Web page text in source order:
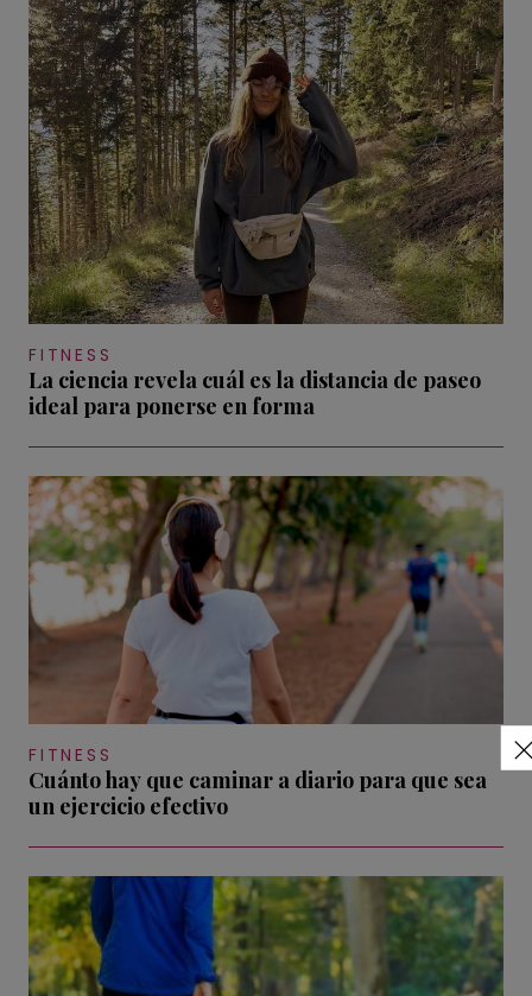
FITNESS
La ciencia revela cuál es la distancia de paseo
ideal para ponerse en forma
FITNESS
Cuánto hay que caminar a diario para que sea
un ejercicio efectivo